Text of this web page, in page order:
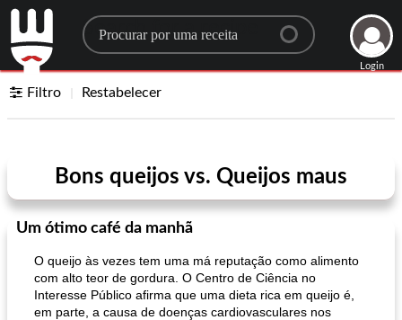
Search for a recipe
Login
Filtro Restabelecer
Bons queijos vs. Queijos maus
Um ótimo café da manhã
O queijo às vezes tem uma má reputação como alimento
com alto teor de gordura. O Centro de Ciência no
Interesse Público afirma que uma dieta rica em queijo é,
em parte, a causa de doenças cardiovasculares nos